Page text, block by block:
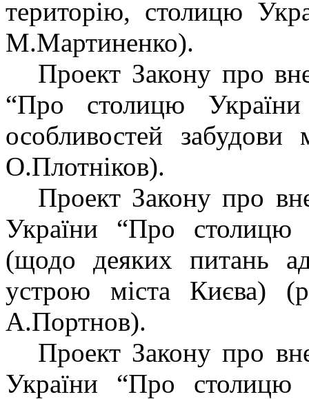
територію, столицю
М.Мартиненко).
Проект Закону про
“Про столицю
особливостей
О.Плотніков).
Проект Закону про
України “Про столицю
(щодо деяких питань
устрою міста
А.Портнов).
Проект Закону про
України “Про столицю